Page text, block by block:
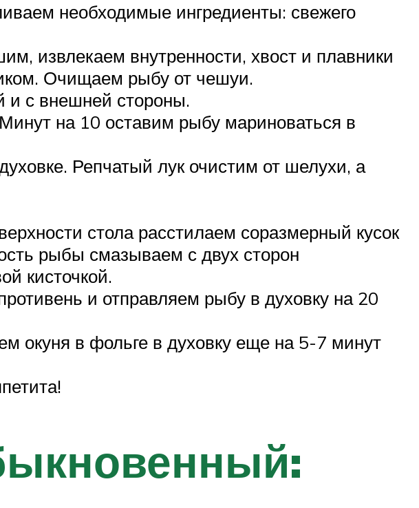
необходимые ингредиенты: свежего
извлекаем внутренности, хвост и плавники
Очищаем рыбу от чешуи.
и с внешней стороны.
на 10 оставим рыбу мариноваться в
Репчатый лук очистим от шелухи, а
стола расстилаем соразмерный кусок
рыбы смазываем с двух сторон
кисточкой.
и отправляем рыбу в духовку на 20
окуня в фольге в духовку еще на 5-7 минут